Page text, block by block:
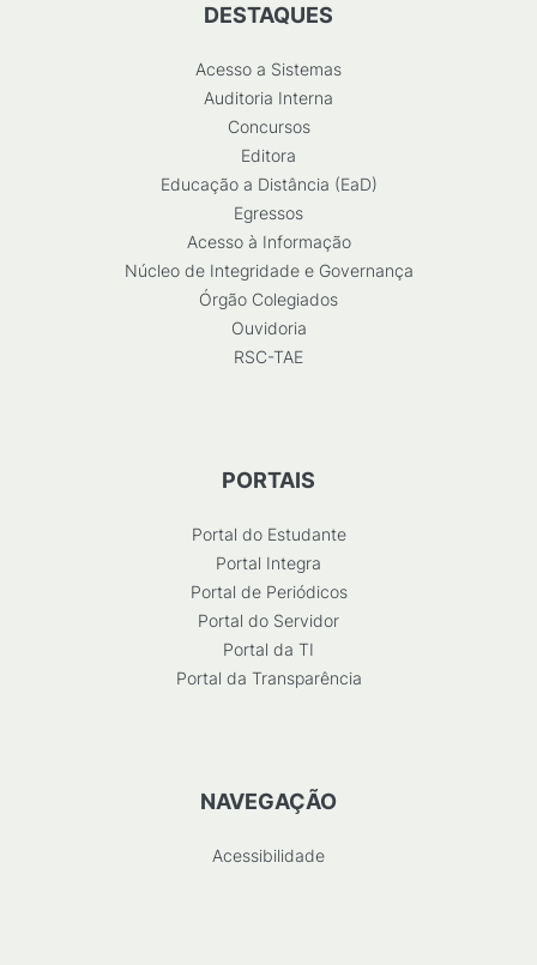
DESTAQUES
Acesso a Sistemas
Auditoria Interna
Concursos
Editora
Educação a Distância (EaD)
Egressos
Acesso à Informação
Núcleo de Integridade e Governança
Órgão Colegiados
Ouvidoria
RSC-TAE
PORTAIS
Portal do Estudante
Portal Integra
Portal de Periódicos
Portal do Servidor
Portal da TI
Portal da Transparência
NAVEGAÇÃO
Acessibilidade